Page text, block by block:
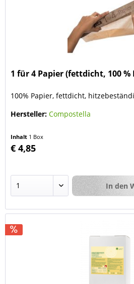
1 für 4 Papier (fettdicht, 100 %
100% Papier, fettdicht,
Hersteller: Compostella
Inhalt 1 Box
€ 4,85
In den